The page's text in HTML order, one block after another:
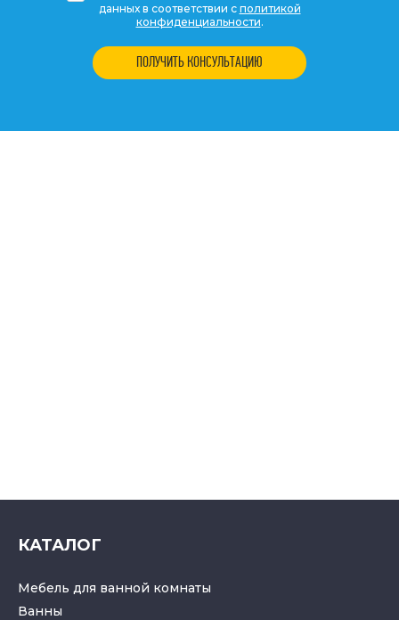
данных в соответствии с политикой
конфиденциальности.
ПОЛУЧИТЬ КОНСУЛЬТАЦИЮ
КАТАЛОГ
Мебель для ванной комнаты
Ванны